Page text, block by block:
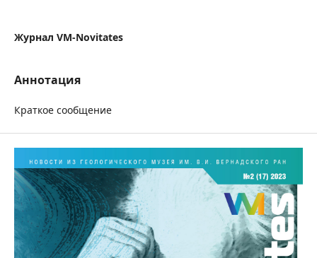
Журнал VM-Novitates
Аннотация
Краткое сообщение